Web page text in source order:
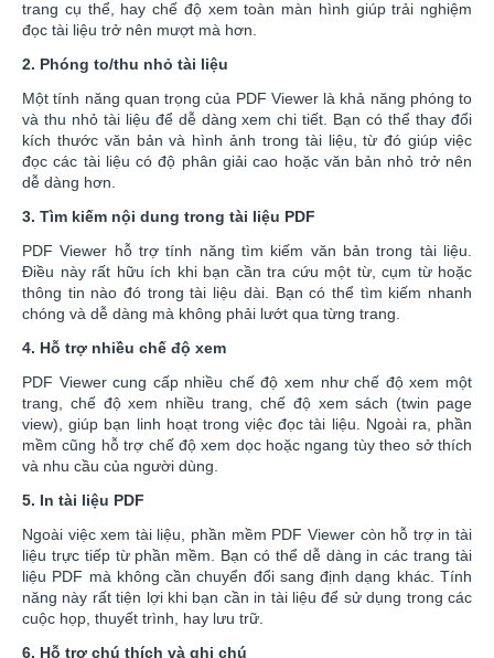
trang cụ thể, hay chế độ xem toàn màn hình giúp trải nghiệm
đọc tài liệu trở nên mượt mà hơn.
2. Phóng to/thu nhỏ tài liệu
Một tính năng quan trọng của PDF Viewer là khả năng phóng to
và thu nhỏ tài liệu để dễ dàng xem chi tiết. Bạn có thể thay đổi
kích thước văn bản và hình ảnh trong tài liệu, từ đó giúp việc
đọc các tài liệu có độ phân giải cao hoặc văn bản nhỏ trở nên
dễ dàng hơn.
3. Tìm kiếm nội dung trong tài liệu PDF
PDF Viewer hỗ trợ tính năng tìm kiếm văn bản trong tài liệu.
Điều này rất hữu ích khi bạn cần tra cứu một từ, cụm từ hoặc
thông tin nào đó trong tài liệu dài. Bạn có thể tìm kiếm nhanh
chóng và dễ dàng mà không phải lướt qua từng trang.
4. Hỗ trợ nhiều chế độ xem
PDF Viewer cung cấp nhiều chế độ xem như chế độ xem một
trang, chế độ xem nhiều trang, chế độ xem sách (twin page
view), giúp bạn linh hoạt trong việc đọc tài liệu. Ngoài ra, phần
mềm cũng hỗ trợ chế độ xem dọc hoặc ngang tùy theo sở thích
và nhu cầu của người dùng.
5. In tài liệu PDF
Ngoài việc xem tài liệu, phần mềm PDF Viewer còn hỗ trợ in tài
liệu trực tiếp từ phần mềm. Bạn có thể dễ dàng in các trang tài
liệu PDF mà không cần chuyển đổi sang định dạng khác. Tính
năng này rất tiện lợi khi bạn cần in tài liệu để sử dụng trong các
cuộc họp, thuyết trình, hay lưu trữ.
6. Hỗ trợ chú thích và ghi chú